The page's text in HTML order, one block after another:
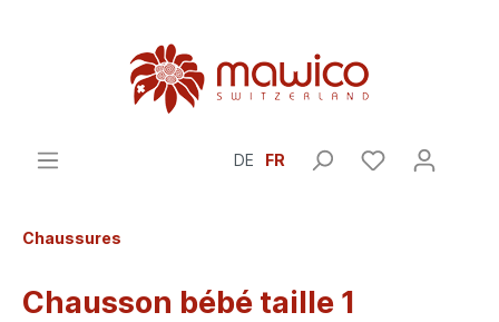
DE FR
Chaussures
Chausson bébé taille 1